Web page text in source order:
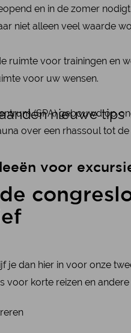
en in de zomer
niet alleen veel waarde
ruimte voor trainingen en
voor uw wensen.
(SPA) gebouwd op
over een rhassoul tot
nieuwe tips
voor
je dan hier in voor onze
voor korte reizen en